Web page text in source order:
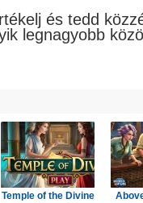
és tedd
legnagyobb
Temple of the Divine